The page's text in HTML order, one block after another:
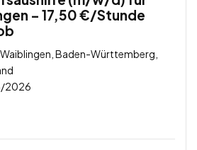
– 17,50 €/Stunde
Baden-Württemberg,
2026